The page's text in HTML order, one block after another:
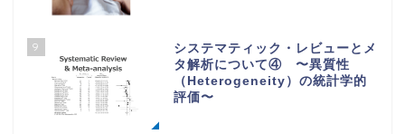
9
システマティック・レビューとメ
タ解析について④ 〜異質性
（Heterogeneity）の統計学的
評価〜